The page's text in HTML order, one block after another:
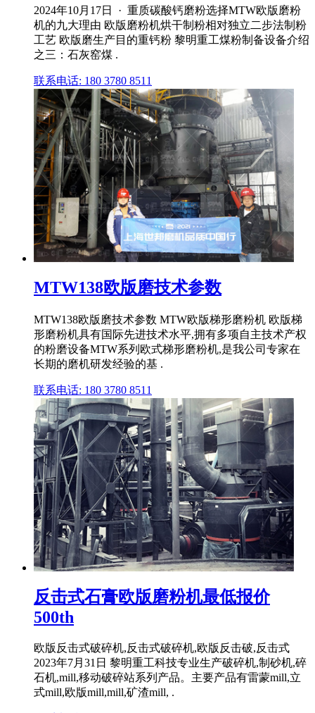
2024年10月17日 · 重质碳酸钙磨粉选择MTW欧版磨粉
机的九大理由 欧版磨粉机烘干制粉相对独立二步法制粉
工艺 欧版磨生产目的重钙粉 黎明重工煤粉制备设备介绍
之三：石灰窑煤 .
联系电话: 180 3780 8511
MTW138欧版磨技术参数
MTW138欧版磨技术参数 MTW欧版梯形磨粉机 欧版梯
形磨粉机具有国际先进技术水平,拥有多项自主技术产权
的粉磨设备MTW系列欧式梯形磨粉机,是我公司专家在
长期的磨机研发经验的基 .
联系电话: 180 3780 8511
反击式石膏欧版磨粉机最低报价
500th
欧版反击式破碎机,反击式破碎机,欧版反击破,反击式
2023年7月31日 黎明重工科技专业生产破碎机,制砂机,碎
石机,mill,移动破碎站系列产品。主要产品有雷蒙mill,立
式mill,欧版mill,mill,矿渣mill, .